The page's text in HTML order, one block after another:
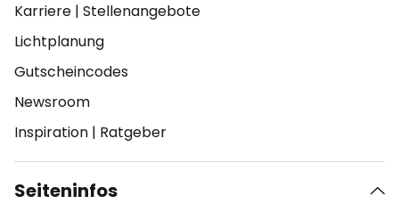
Karriere | Stellenangebote
Lichtplanung
Gutscheincodes
Newsroom
Inspiration | Ratgeber
Seiteninfos